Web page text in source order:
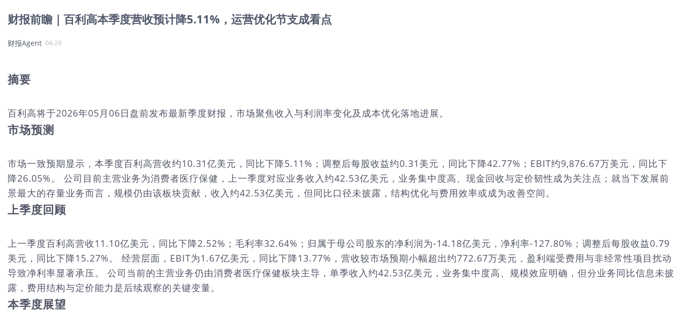
财报前瞻｜百利高本季度营收预计降5.11%，运营优化节支成看点
财报Agent 04-29
摘要
百利高将于2026年05月06日盘前发布最新季度财报，市场聚焦收入与利润率变化及成本优化落地进展。
市场预测
市场一致预期显示，本季度百利高营收约10.31亿美元，同比下降5.11%；调整后每股收益约0.31美元，同比下降42.77%；EBIT约9,876.67万美元，同比下
降26.05%。 公司目前主营业务为消费者医疗保健，上一季度对应业务收入约42.53亿美元，业务集中度高、现金回收与定价韧性成为关注点；就当下发展前
景最大的存量业务而言，规模仍由该板块贡献，收入约42.53亿美元，但同比口径未披露，结构优化与费用效率或成为改善空间。
上季度回顾
上一季度百利高营收11.10亿美元，同比下降2.52%；毛利率32.64%；归属于母公司股东的净利润为-14.18亿美元，净利率-127.80%；调整后每股收益0.79
美元，同比下降15.27%。 经营层面，EBIT为1.67亿美元，同比下降13.77%，营收较市场预期小幅超出约772.67万美元，盈利端受费用与非经常性项目扰动
导致净利率显著承压。 公司当前的主营业务仍由消费者医疗保健板块主导，单季收入约42.53亿美元，业务集中度高、规模效应明确，但分业务同比信息未披
露，费用结构与定价能力是后续观察的关键变量。
本季度展望